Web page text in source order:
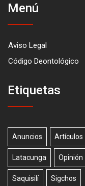
Menú
Aviso Legal
Código Deontológico
Etiquetas
Anuncios Artículos
Latacunga Opinión
Saquisilí Sigchos